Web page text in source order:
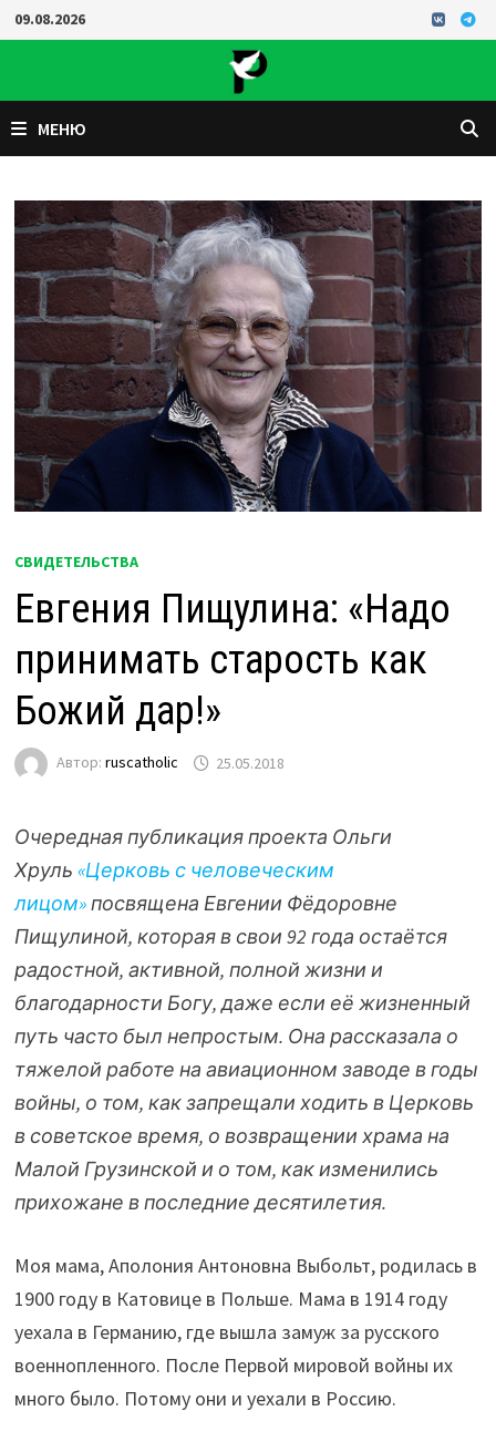
Перейти
к
09.08.2026
МЕНЮ
СВИДЕТЕЛЬСТВА
Евгения Пищулина: «Надо
принимать старость как
Божий дар!»
Автор:ruscatholic 25.05.2018
Очередная публикация проекта Ольги
Хруль«Церковь с человеческим
лицом»посвящена Евгении Фёдоровне
Пищулиной, которая в свои 92 года остаётся
радостной, активной, полной жизни и
благодарности Богу, даже если её жизненный
путь часто был непростым. Она рассказала о
тяжелой работе на авиационном заводе в годы
войны, о том, как запрещали ходить в Церковь
в советское время, о возвращении храма на
Малой Грузинской и о том, как изменились
прихожане в последние десятилетия.
Моя мама, Аполония Антоновна Выбольт, родилась в
1900 году в Катовице в Польше. Мама в 1914 году
уехала в Германию, где вышла замуж за русского
военнопленного. После Первой мировой войны их
много было. Потому они и уехали в Россию.